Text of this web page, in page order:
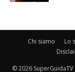
Chi siamo Lo
© 2026